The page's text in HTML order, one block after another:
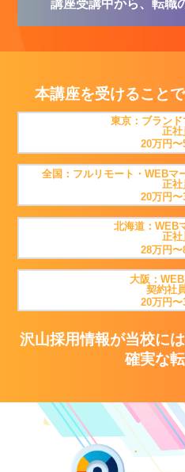
講座受講中から、転職
本講座を受けること
東京：ブラン
正社
20万円〜
全国：フルリモート・WEBマ
正社
20万円〜
北海道：WEB
正社
28万円〜
大阪：
契約社
20万円〜
沢山採用情報が当校に
確実な